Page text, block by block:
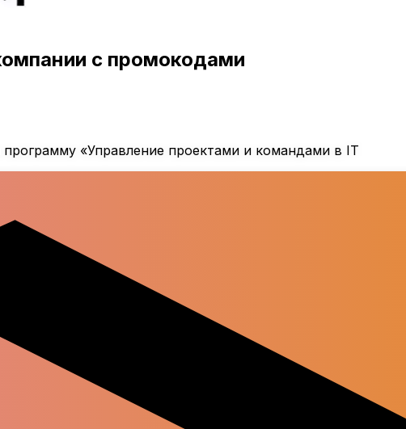
с промокодами
программу «Управление проектами и командами в IT